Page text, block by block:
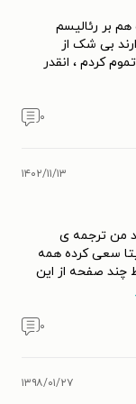
می‌زنم» از این
زمینه است.
وحشی» به
دعوت مقاومت
همراه همسرش به فرودگاه
در مراسم‌
در طی
او برای مدتی
و کم‌کم به
در سال
در دنیا او را
بر رئالیسم
بی شک از
کردم ، انقدر
۰
۱۴۰۲/۱۱/۱۳
من ترجمه ی
سعی کرده همه
چند صفحه از این
۰
۱۳۹۸/۰۱/۲۷